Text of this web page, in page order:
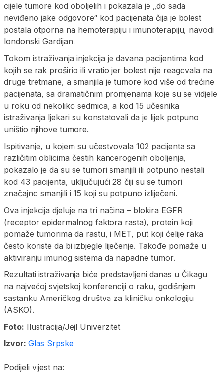
cijele tumore kod oboljelih i pokazala je „do sada
neviđeno jake odgovore“ kod pacijenata čija je bolest
postala otporna na hemoterapiju i imunoterapiju, navodi
londonski Gardijan.
Tokom istraživanja injekcija je davana pacijentima kod
kojih se rak proširio ili vratio jer bolest nije reagovala na
druge tretmane, a smanjila je tumore kod više od trećine
pacijenata, sa dramatičnim promjenama koje su se vidjele
u roku od nekoliko sedmica, a kod 15 učesnika
istraživanja ljekari su konstatovali da je lijek potpuno
uništio njihove tumore.
Ispitivanje, u kojem su učestvovala 102 pacijenta sa
različitim oblicima čestih kancerogenih oboljenja,
pokazalo je da su se tumori smanjili ili potpuno nestali
kod 43 pacijenta, uključujući 28 čiji su se tumori
značajno smanjili i 15 koji su potpuno izliječeni.
Ova injekcija djeluje na tri načina – blokira EGFR
(receptor epidermalnog faktora rasta), protein koji
pomaže tumorima da rastu, i MET, put koji ćelije raka
često koriste da bi izbjegle liječenje. Takođe pomaže u
aktiviranju imunog sistema da napadne tumor.
Rezultati istraživanja biće predstavljeni danas u Čikagu
na najvećoj svjetskoj konferenciji o raku, godišnjem
sastanku Američkog društva za kliničku onkologiju
(ASKO).
Foto: Ilustracija/Jejl Univerzitet
Izvor: Glas Srpske
Podijeli vijest na: